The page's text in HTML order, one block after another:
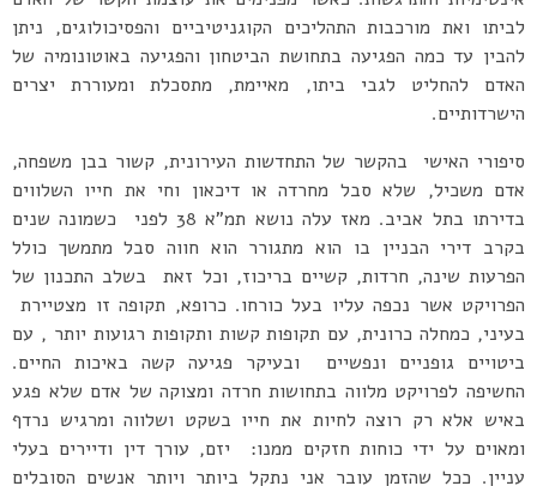
לביתו ואת מורכבות התהליכים הקוגניטיביים והפסיכולוגים, ניתן
להבין עד כמה הפגיעה בתחושת הביטחון והפגיעה באוטונומיה של
האדם להחליט לגבי ביתו, מאיימת, מתסכלת ומעוררת יצרים
הישרדותיים.
סיפורי האישי בהקשר של התחדשות העירונית, קשור בבן משפחה,
אדם משכיל, שלא סבל מחרדה או דיכאון וחי את חייו השלווים
בדירתו בתל אביב. מאז עלה נושא תמ”א 38 לפני כשמונה שנים
בקרב דירי הבניין בו הוא מתגורר הוא חווה סבל מתמשך כולל
הפרעות שינה, חרדות, קשיים בריכוז, וכל זאת בשלב התכנון של
הפרויקט אשר נכפה עליו בעל כורחו. כרופא, תקופה זו מצטיירת
בעיני, כמחלה כרונית, עם תקופות קשות ותקופות רגועות יותר , עם
ביטויים גופניים ונפשיים ובעיקר פגיעה קשה באיכות החיים.
החשיפה לפרויקט מלווה בתחושות חרדה ומצוקה של אדם שלא פגע
באיש אלא רק רוצה לחיות את חייו בשקט ושלווה ומרגיש נרדף
ומאוים על ידי כוחות חזקים ממנו: יזם, עורך דין ודיירים בעלי
עניין. ככל שהזמן עובר אני נתקל ביותר ויותר אנשים הסובלים